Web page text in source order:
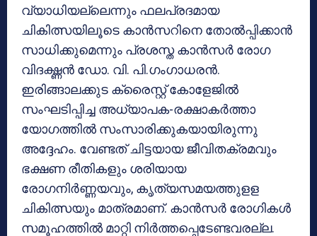
വ്യാധിയല്ലെന്നും ഫലപ്രദമായ
ചികിത്സയിലൂടെ കാന്‍സറിനെ തോല്‍പ്പിക്കാന്‍
സാധിക്കുമെന്നും പ്രശസ്ത കാന്‍സര്‍ രോഗ
വിദഗ്ദ്ധന്‍ ഡോ. വി. പി.ഗംഗാധരന്‍.
ഇരിങ്ങാലക്കുട ക്രൈസ്റ്റ് കോളേജില്‍
സംഘടിപ്പിച്ച അധ്യാപക-രക്ഷാകര്‍ത്താ
യോഗത്തില്‍ സംസാരിക്കുകയായിരുന്നു
അദ്ദേഹം. വേണ്ടത് ചിട്ടയായ ജീവിതക്രമവും
ഭക്ഷണ രീതികളും ശരിയായ
രോഗനിര്‍ണ്ണയവും, കൃത്യസമയത്തുളള
ചികിത്സയും മാത്രമാണ്. കാന്‍സര്‍ രോഗികള്‍
സമൂഹത്തില്‍ മാറ്റി നിര്‍ത്തപ്പെടേണ്ടവരല്ല.